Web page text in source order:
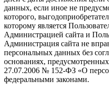
данных, если иное не
которого,
которому является
Администрацией сайта и
Администрация сайта не
персональных данных без
основаниях,
27.07.2006 № 152-ФЗ «О
федеральными законами.